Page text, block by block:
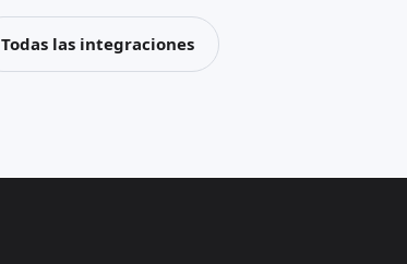
Todas las integraciones